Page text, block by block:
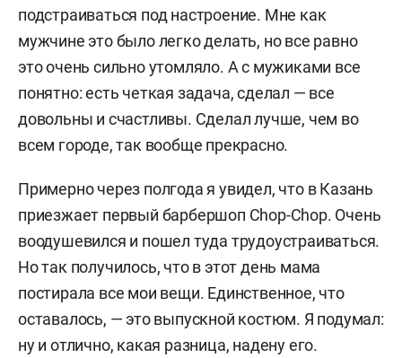
подстраиваться под настроение. Мне как
мужчине это было легко делать, но все равно
это очень сильно утомляло. А с мужиками все
понятно: есть четкая задача, сделал — все
довольны и счастливы. Сделал лучше, чем во
всем городе, так вообще прекрасно.
Примерно через полгода я увидел, что в Казань
приезжает первый барбершоп Chop-Chop. Очень
воодушевился и пошел туда трудоустраиваться.
Но так получилось, что в этот день мама
постирала все мои вещи. Единственное, что
оставалось, — это выпускной костюм. Я подумал:
ну и отлично, какая разница, надену его.